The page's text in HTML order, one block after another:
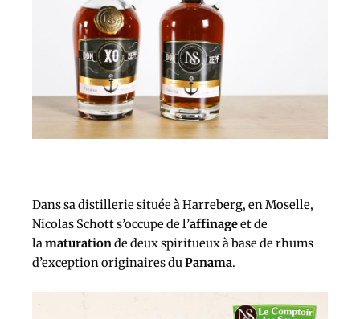
Dans sa distillerie située à Harreberg, en Moselle,
Nicolas Schott s’occupe de l’affinageet de
la maturation de deux spiritueux à base de rhums
d’exception originaires du Panama.